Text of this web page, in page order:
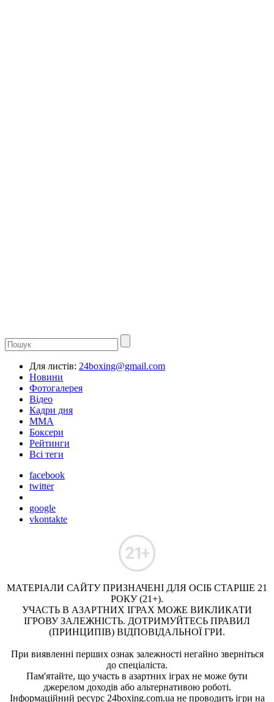
Для листів: 24boxing@gmail.com
Новини
Фотогалерея
Відео
Кадри дня
ММА
Боксери
Рейтинги
Всі теги
facebook
twitter
google
vkontakte
МАТЕРІАЛИ САЙТУ ПРИЗНАЧЕНІ ДЛЯ ОСІБ СТАРШЕ 21
РОКУ (21+).
УЧАСТЬ В АЗАРТНИХ ІГРАХ МОЖЕ ВИКЛИКАТИ
ІГРОВУ ЗАЛЕЖНІСТЬ. ДОТРИМУЙТЕСЬ ПРАВИЛ
(ПРИНЦИПІВ) ВІДПОВІДАЛЬНОЇ ГРИ.
При виявленні перших ознак залежності негайно зверніться
до спеціаліста.
Пам'ятайте, що участь в азартних іграх не може бути
джерелом доходів або альтернативою роботі.
Інформаційний ресурс 24boxing.com.ua не проводить ігри на